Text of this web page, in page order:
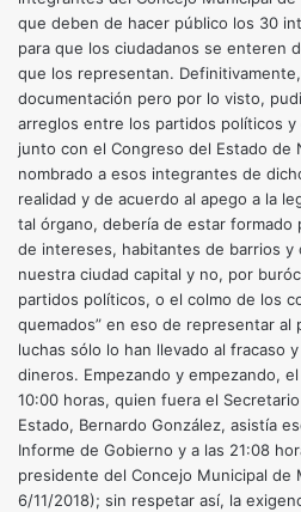
que deben de hacer público los 30
para que los ciudadanos se enteren
que los representan.
documentación pero por lo visto,
arreglos entre los partidos políticos
junto con el Congreso del Estado de
nombrado a esos integrantes de
realidad y de acuerdo al apego a la
tal órgano, debería de estar formado
de intereses, habitantes de barrios y
nuestra ciudad capital y no, por
partidos políticos, o el colmo de los
quemados” en eso de representar
luchas sólo lo han llevado al fracaso
dineros. Empezando y empezando,
10:00 horas, quien fuera el
Estado, Bernardo González, asistía
Informe de Gobierno y a las 21:08
presidente del Concejo Municipal de
6/11/2018); sin respetar así, la